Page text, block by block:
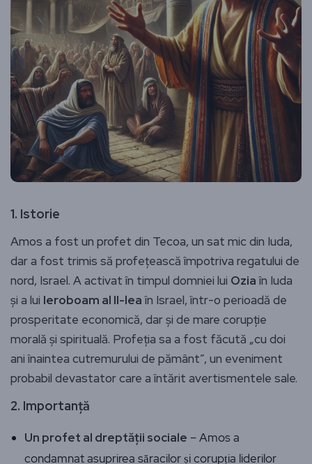
1. Istorie
Amos a fost un profet din Tecoa, un sat mic din Iuda,
dar a fost trimis să profețească împotriva regatului de
nord, Israel. A activat în timpul domniei lui Oziaîn Iuda
și a lui Ieroboam al II-leaîn Israel, într-o perioadă de
prosperitate economică, dar și de mare corupție
morală și spirituală. Profeția sa a fost făcută „cu doi
ani înaintea cutremurului de pământ”, un eveniment
probabil devastator care a întărit avertismentele sale.
2. Importanță
Un profet al dreptății sociale – Amos a
condamnat asuprirea săracilor și corupția liderilor